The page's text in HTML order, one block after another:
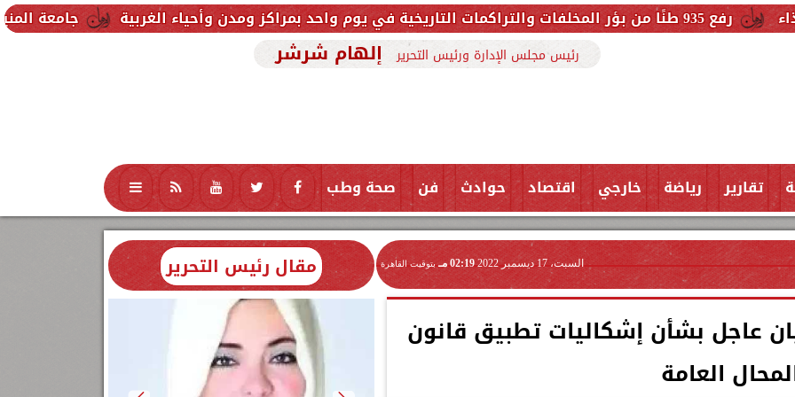
جامعة المنيا تواصل
رئيس مجلس الإدارة ورئيس التحرير إلهام شرشر
تقارير رياضة خارجي اقتصاد حوادث فن صحة وطب تكنولوجيا منوعات محافظات
السبت، 17 ديسمبر 2022 02:19 مـ بتوقيت القاهرة
عاجل بشأن إشكاليات تطبيق قانون
العامة
مقال رئيس التحرير